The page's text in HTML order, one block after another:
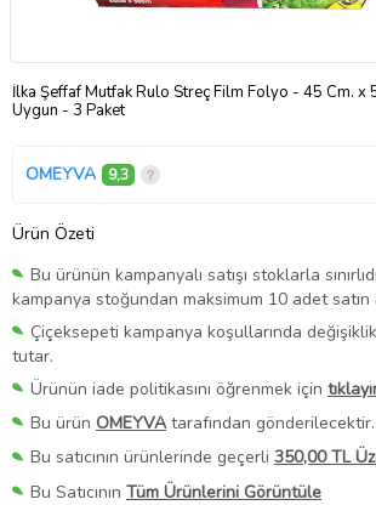
İlka Şeffaf Mutfak Rulo Streç Film Folyo - 45 Cm. x
Uygun - 3 Paket
OMEYVA 9,3
Ürün Özeti
Bu ürünün kampanyalı satışı stoklarla
kampanya stoğundan maksimum 10 adet satın
Çiçeksepeti kampanya koşullarında değişiklik
tutar.
Ürünün iade politikasını öğrenmek için
Bu ürün OMEYVAtarafından gönderilecektir.
Bu satıcının ürünlerinde geçerli 350,00 TL
Bu Satıcının Tüm Ürünlerini Görüntüle